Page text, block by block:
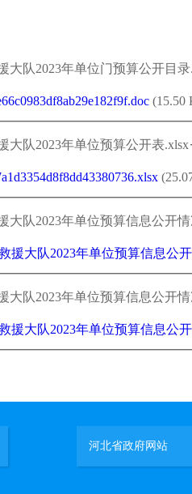
大队2023年单位门预算公开目录
(15.50
大队2023年单位预算公开表.xlsx
大队2023年单位预算信息公开
援大队2023年单位预算信息公
大队2023年单位预算信息公开
援大队2023年单位预算信息公
河北省政府网站